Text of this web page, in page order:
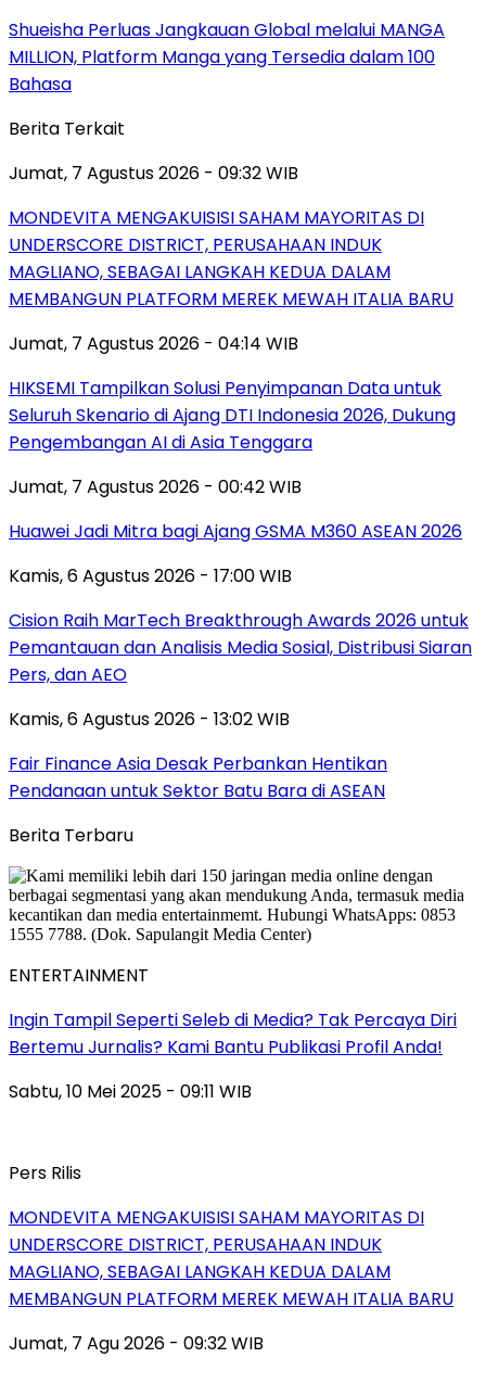
Shueisha Perluas Jangkauan Global melalui MANGA
MILLION, Platform Manga yang Tersedia dalam 100
Bahasa
Berita Terkait
Jumat, 7 Agustus 2026 - 09:32 WIB
MONDEVITA MENGAKUISISI SAHAM MAYORITAS DI
UNDERSCORE DISTRICT, PERUSAHAAN INDUK
MAGLIANO, SEBAGAI LANGKAH KEDUA DALAM
MEMBANGUN PLATFORM MEREK MEWAH ITALIA BARU
Jumat, 7 Agustus 2026 - 04:14 WIB
HIKSEMI Tampilkan Solusi Penyimpanan Data untuk
Seluruh Skenario di Ajang DTI Indonesia 2026, Dukung
Pengembangan AI di Asia Tenggara
Jumat, 7 Agustus 2026 - 00:42 WIB
Huawei Jadi Mitra bagi Ajang GSMA M360 ASEAN 2026
Kamis, 6 Agustus 2026 - 17:00 WIB
Cision Raih MarTech Breakthrough Awards 2026 untuk
Pemantauan dan Analisis Media Sosial, Distribusi Siaran
Pers, dan AEO
Kamis, 6 Agustus 2026 - 13:02 WIB
Fair Finance Asia Desak Perbankan Hentikan
Pendanaan untuk Sektor Batu Bara di ASEAN
Berita Terbaru
ENTERTAINMENT
Ingin Tampil Seperti Seleb di Media? Tak Percaya Diri
Bertemu Jurnalis? Kami Bantu Publikasi Profil Anda!
Sabtu, 10 Mei 2025 - 09:11 WIB
Pers Rilis
MONDEVITA MENGAKUISISI SAHAM MAYORITAS DI
UNDERSCORE DISTRICT, PERUSAHAAN INDUK
MAGLIANO, SEBAGAI LANGKAH KEDUA DALAM
MEMBANGUN PLATFORM MEREK MEWAH ITALIA BARU
Jumat, 7 Agu 2026 - 09:32 WIB